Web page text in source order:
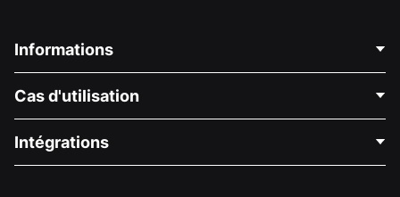
Informations
À propos de nous
Carrières
Cas d'utilisation
Collecte de fonds médicale
Intégrations